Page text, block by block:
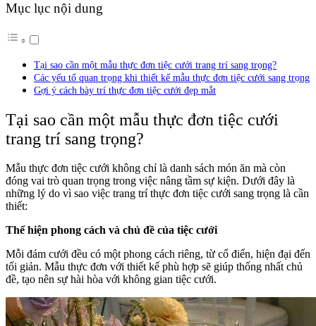
Mục lục nội dung
Tại sao cần một mẫu thực đơn tiệc cưới trang trí sang trọng?
Các yếu tố quan trọng khi thiết kế mẫu thực đơn tiệc cưới sang trọng
Gợi ý cách bày trí thực đơn tiệc cưới đẹp mắt
Tại sao cần một mẫu thực đơn tiệc cưới
trang trí sang trọng?
Mẫu thực đơn tiệc cưới không chỉ là danh sách món ăn mà còn
đóng vai trò quan trọng trong việc nâng tầm sự kiện. Dưới đây là
những lý do vì sao việc trang trí thực đơn tiệc cưới sang trọng là cần
thiết:
Thể hiện phong cách và chủ đề của tiệc cưới
Mỗi đám cưới đều có một phong cách riêng, từ cổ điển, hiện đại đến
tối giản. Mẫu thực đơn với thiết kế phù hợp sẽ giúp thống nhất chủ
đề, tạo nên sự hài hòa với không gian tiệc cưới.